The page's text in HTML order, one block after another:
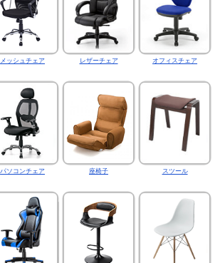
メッシュチェア レザーチェア オフィスチェア
パソコンチェア 座椅子 スツール